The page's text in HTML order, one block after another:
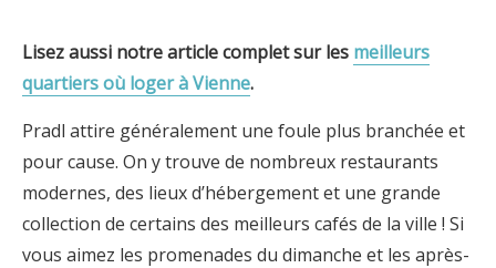
Lisez aussi notre article complet sur les meilleurs
quartiers où loger à Vienne.
Pradl attire généralement une foule plus branchée et
pour cause. On y trouve de nombreux restaurants
modernes, des lieux d’hébergement et une grande
collection de certains des meilleurs cafés de la ville ! Si
vous aimez les promenades du dimanche et les après-